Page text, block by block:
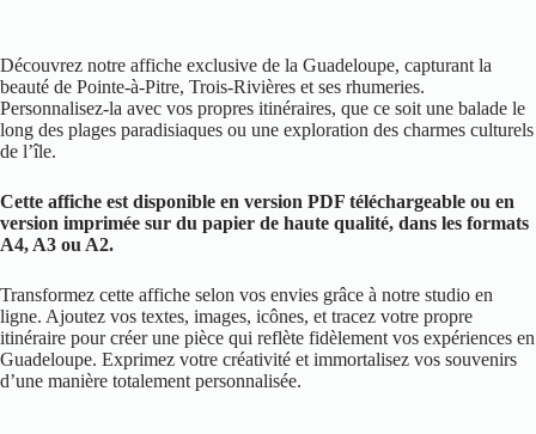
Découvrez notre affiche exclusive de la Guadeloupe, capturant la
beauté de Pointe-à-Pitre, Trois-Rivières et ses rhumeries.
Personnalisez-la avec vos propres itinéraires, que ce soit une balade le
long des plages paradisiaques ou une exploration des charmes culturels
de l’île.
Cette affiche est disponible en version PDF téléchargeable ou en
version imprimée sur du papier de haute qualité, dans les formats
A4, A3 ou A2.
Transformez cette affiche selon vos envies grâce à notre studio en
ligne. Ajoutez vos textes, images, icônes, et tracez votre propre
itinéraire pour créer une pièce qui reflète fidèlement vos expériences en
Guadeloupe. Exprimez votre créativité et immortalisez vos souvenirs
d’une manière totalement personnalisée.